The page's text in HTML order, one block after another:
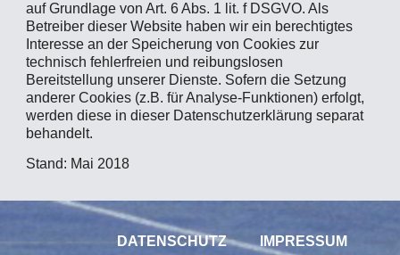
auf Grundlage von Art. 6 Abs. 1 lit. f DSGVO. Als
Betreiber dieser Website haben wir ein berechtigtes
Interesse an der Speicherung von Cookies zur
technisch fehlerfreien und reibungslosen
Bereitstellung unserer Dienste. Sofern die Setzung
anderer Cookies (z.B. für Analyse-Funktionen) erfolgt,
werden diese in dieser Datenschutzerklärung separat
behandelt.
Stand: Mai 2018
DATENSCHUTZ IMPRESSUM